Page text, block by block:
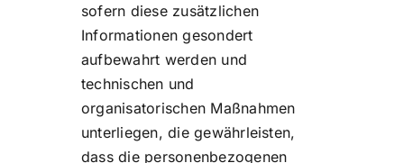
sofern diese zusätzlichen
Informationen gesondert
aufbewahrt werden und
technischen und
organisatorischen Maßnahmen
unterliegen, die gewährleisten,
dass die personenbezogenen